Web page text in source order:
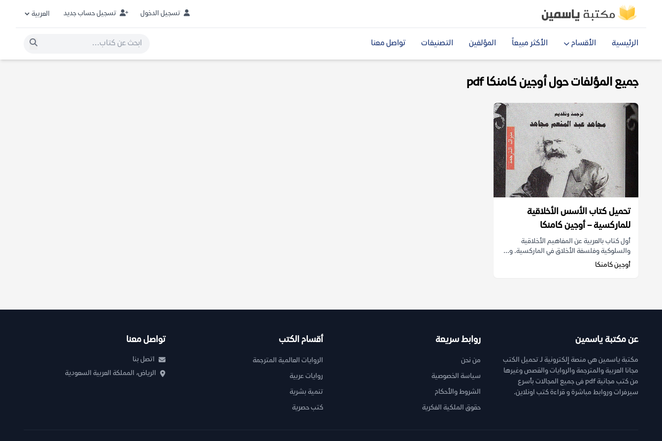
تسجيل الدخول تسجيل حساب جديد
الرئيسية الأقسام الأكثر مبيعاً المؤلفين التصنيفات تواصل معنا
جميع المؤلفات حول أوجين كامنكا pdf
تحميل كتاب الأسس الأخلاقية
للماركسية – أوجين كامنكا
أول كتاب بالعربية عن المفاهيم الأخلاقية
والسلوكية وفلسفة الأخلاق في الماركسية. و...
أوجين كامنكا
عن مكتبة ياسمين
مكتبة ياسمين هي منصة إلكترونية لـ تحميل الكتب
مجانا العربية والمترجمة والروايات والقصص وغيرها
من كتب مجانية pdf فى جميع المجالات بأسرع
سيرفرات وروابط مباشرة و قراءة كتب اونلاين.
روابط سريعة
من نحن
سياسة الخصوصية
الشروط والأحكام
حقوق الملكية الفكرية
أقسام الكتب
الروايات العالمية المترجمة
روايات عربية
تنمية بشرية
كتب حصرية
تواصل معنا
اتصل بنا
الرياض، المملكة العربية السعودية